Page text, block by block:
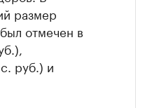
размер
отмечен в
руб.) и